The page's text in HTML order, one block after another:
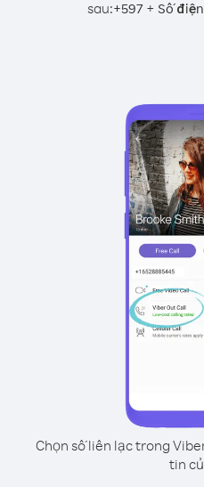
sau:+597 + Số
Chọn số liên lạc trong
tin